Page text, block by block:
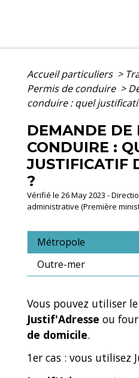
Accueil particuliers >
Permis de conduire >
conduire : quel
DEMANDE DE
CONDUIRE :
JUSTIFICATIF
?
Vérifié le 26 May 2023 -
administrative (Première
Métropole
Outre-mer
Vous pouvez utiliser le
Justif'Adresse ou
de domicile.
1er cas : vous utilisez